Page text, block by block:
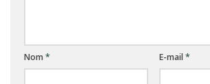
Nom * E-mail*